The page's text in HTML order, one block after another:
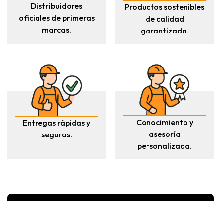
Distribuidores
oficiales de primeras
marcas.
Productos sostenibles
de calidad
garantizada.
Entregas rápidas y
seguras.
Conocimiento y
asesoría
personalizada.